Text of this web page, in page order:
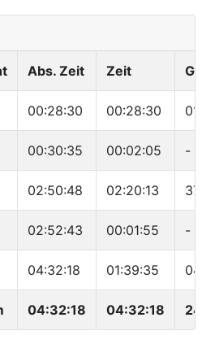
Abs. Zeit Zeit
00:28:30 00:28:30
00:30:35 00:02:05 -
02:50:48 02:20:13
02:52:43 00:01:55 -
04:32:18 01:39:35
04:32:18 04:32:18